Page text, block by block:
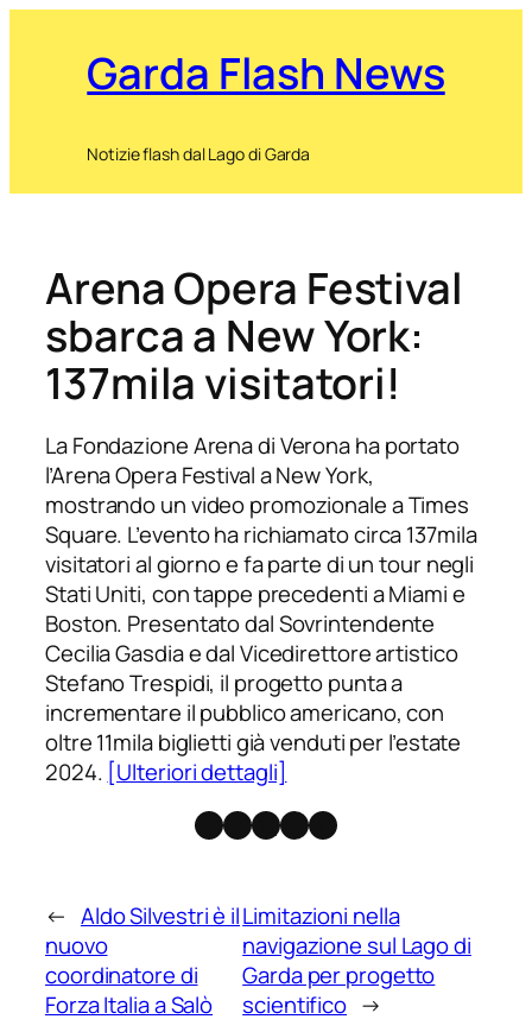
Garda Flash News
Notizie flash dal Lago di Garda
Arena Opera Festival
sbarca a New York:
137mila visitatori!
La Fondazione Arena di Verona ha portato
l’Arena Opera Festival a New York,
mostrando un video promozionale a Times
Square. L’evento ha richiamato circa 137mila
visitatori al giorno e fa parte di un tour negli
Stati Uniti, con tappe precedenti a Miami e
Boston. Presentato dal Sovrintendente
Cecilia Gasdia e dal Vicedirettore artistico
Stefano Trespidi, il progetto punta a
incrementare il pubblico americano, con
oltre 11mila biglietti già venduti per l’estate
2024. [Ulteriori dettagli]
Facebook
Instagram
X Threads
Telegram
← Aldo Silvestri è il
nuovo
coordinatore di
Forza Italia a Salò
Limitazioni nella
navigazione sul Lago di
Garda per progetto
scientifico →